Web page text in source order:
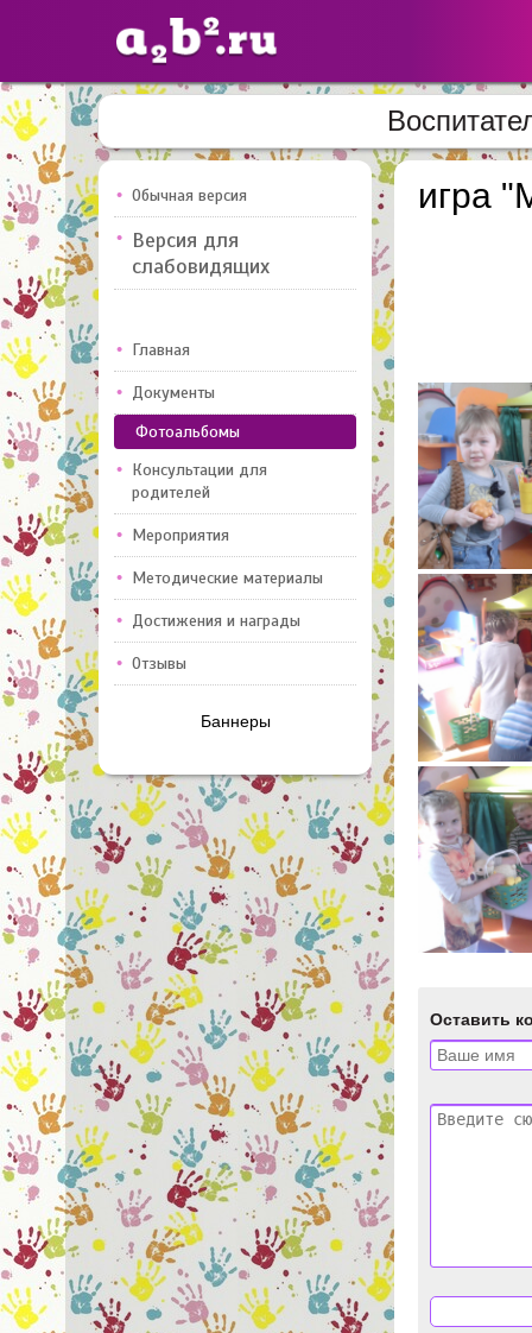
Сайты
педагогов
Добавлено — 10947
Обычная версия
Версия для
слабовидящих
Главная
Документы
Фотоальбомы
Консультации для
родителей
Мероприятия
Методические материалы
Достижения и награды
Отзывы
Баннеры
игра
Оставить